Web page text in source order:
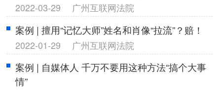
2022-03-29 广州互联网法院
案例 | 擅用“记忆大师”姓名和肖像“拉流”？赔！
2022-01-29 广州互联网法院
案例 | 自媒体人 千万不要用这种方法“搞个大事
情”